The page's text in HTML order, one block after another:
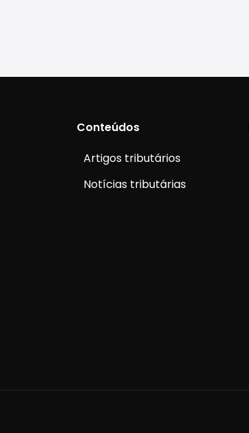
Conteúdos
Artigos tributários
Notícias tributárias